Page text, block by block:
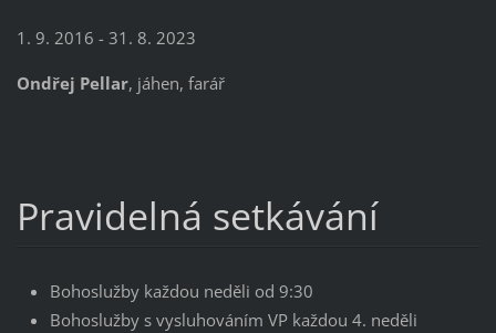
1. 9. 2016 - 31. 8. 2023
Ondřej Pellar, jáhen, farář
Pravidelná setkávání
Bohoslužby každou neděli od 9:30
Bohoslužby s vysluhováním VP každou 4. neděli